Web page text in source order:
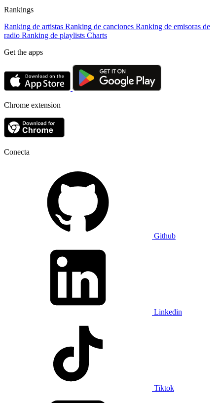
Rankings
Ranking de artistas Ranking de canciones Ranking de emisoras de
radio Ranking de playlists Charts
Get the apps
Chrome extension
Conecta
Github
Linkedin
Tiktok